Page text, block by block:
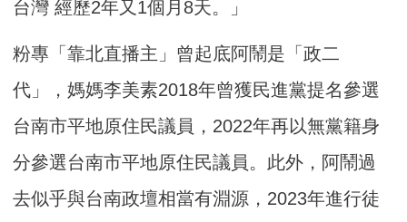
台灣 經歷2年又1個月8天。」
粉專「靠北直播主」曾起底阿鬧是「政二
代」，媽媽李美素2018年曾獲民進黨提名參選
台南市平地原住民議員，2022年再以無黨籍身
分參選台南市平地原住民議員。此外，阿鬧過
去似乎與台南政壇相當有淵源，2023年進行徒